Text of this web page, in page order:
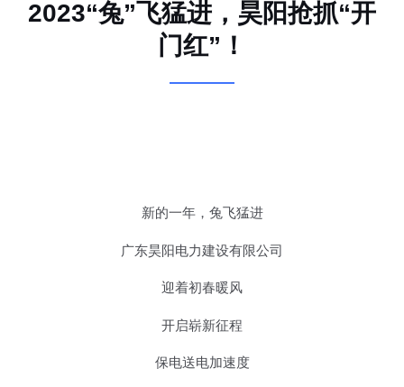
2023“兔”飞猛进，昊阳抢抓“开
门红”！
新的一年，兔飞猛进
广东昊阳电力建设有限公司
迎着初春暖风
开启崭新征程
保电送电加速度